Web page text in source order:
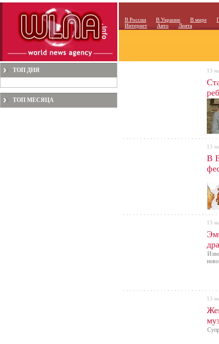
В России В Украине В мире
Интернет
Авто Лента
ТОП ДНЯ
ТОП МЕСЯЦА
13
В
13
13
13